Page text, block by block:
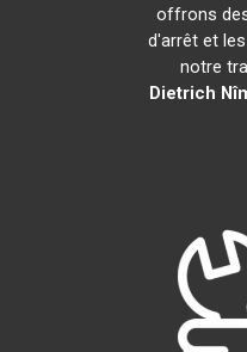
offrons
d'arrêt et
notre
Dietrich